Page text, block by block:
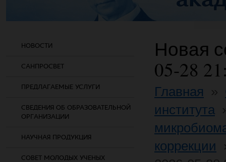
НОВОСТИ
САНПРОСВЕТ
ПРЕДЛАГАЕМЫЕ УСЛУГИ
СВЕДЕНИЯ ОБ ОБРАЗОВАТЕЛЬНОЙ
ОРГАНИЗАЦИИ
НАУЧНАЯ ПРОДУКЦИЯ
СОВЕТ МОЛОДЫХ УЧЕНЫХ
Новая
05-28
Главная
института
коррекции